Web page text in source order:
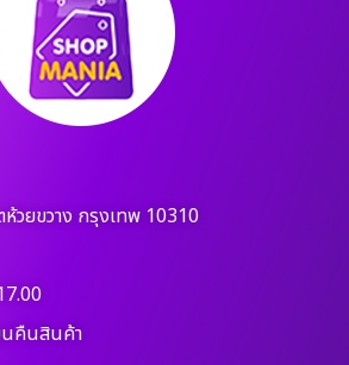
วยขวาง กรุงเทพ 10310
นคืนสินค้า